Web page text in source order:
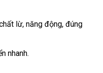
lừ, năng động, đúng
nhanh.